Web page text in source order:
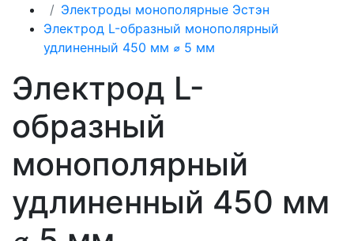
Электроды монополярные Эстэн
Электрод L-образный монополярный
удлиненный 450 мм ⌀ 5 мм
Электрод L-
образный
монополярный
удлиненный 450 мм